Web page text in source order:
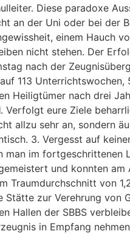
Diese paradoxe
an der Uni oder bei der
einem Hauch
nicht stehen. Der
nach der
113
Heiligtümer nach drei
eure Ziele
allzu sehr an, sondern
3. Vergesst auf
im fortgeschrittenen
und konnten
von
zur Verehrung von
Hallen der SBBS
in Empfang